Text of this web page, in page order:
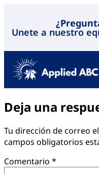
Unete a nuestro
Deja una
Tu dirección de correo
campos obligatorios
Comentario *